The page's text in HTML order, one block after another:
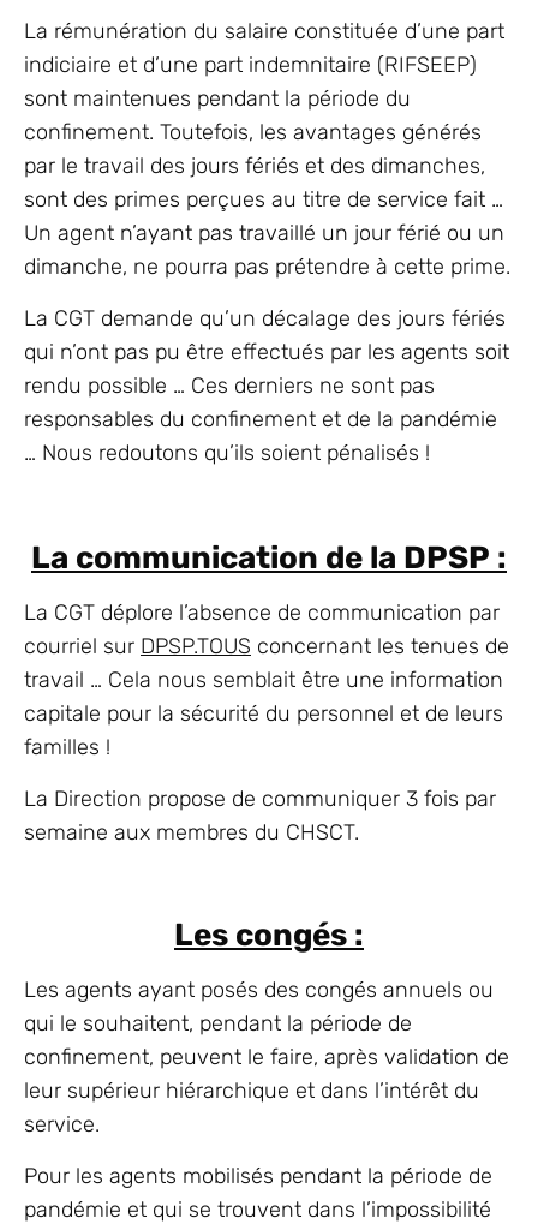
La rémunération du salaire constituée d’une part
indiciaire et d’une part indemnitaire (RIFSEEP)
sont maintenues pendant la période du
confinement. Toutefois, les avantages générés
par le travail des jours fériés et des dimanches,
sont des primes perçues au titre de service fait …
Un agent n’ayant pas travaillé un jour férié ou un
dimanche, ne pourra pas prétendre à cette prime.
La CGT demande qu’un décalage des jours fériés
qui n’ont pas pu être effectués par les agents soit
rendu possible … Ces derniers ne sont pas
responsables du confinement et de la pandémie
… Nous redoutons qu’ils soient pénalisés !
La communication de la DPSP :
La CGT déplore l’absence de communication par
courriel sur DPSP.TOUS concernant les tenues de
travail … Cela nous semblait être une information
capitale pour la sécurité du personnel et de leurs
familles !
La Direction propose de communiquer 3 fois par
semaine aux membres du CHSCT.
Les congés :
Les agents ayant posés des congés annuels ou
qui le souhaitent, pendant la période de
confinement, peuvent le faire, après validation de
leur supérieur hiérarchique et dans l’intérêt du
service.
Pour les agents mobilisés pendant la période de
pandémie et qui se trouvent dans l’impossibilité